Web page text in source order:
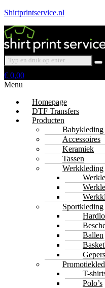
Shirtprintservice.nl
€ 0,00
Menu
Homepage
DTF Transfers
Producten
Babykleding
Accessoires
Keramiek
Tassen
Werkkleding
Sportkleding
Ballen
T-
Polo’s